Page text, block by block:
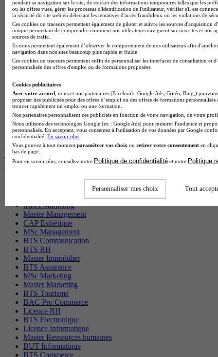
Master CCA en alternance
BTS Ndrc en alternance
BTS Sam en alternance
Cap Fleuriste en alternance
BTS Sio en alternance
MSc Marketing Digital en alternance
BTS Gpme en alternance
Cap Electricien en alternance
BTS Gpn en alternance
BTS Domotique en alternance
BAC Pro Agora en alternance
BTS Sta en alternance
BTS Iris en alternance
BTS Tpl en alternance
BTS Ati en alternance
Les diplômes par filière les plus
recherchés
MBA Marketing
Master Management
CAP Esthétique
MSc Management
BTS Communication
BTS RH
Master Immobilier
BTS Assurance
MSc Marketing
Master Marketing
BTS Tourisme
BAC Pro Commerce
Licence RH
BTS Electronique
Licence Informatique
Master Ressources humaines
BUT Informatique
BTS Commerce
pendant sa navigation sur le site, de stocker des informations temporaires telles que les
ou les offres vues, gérer les processus d'identification de l'utilisateur, vérifier s'il est
la sécurité du site web en détectant les tentatives d'accès frauduleux ou les violations de
Ces cookies ou traceurs permettent également de piloter et suivre les sources d'acquisition
unique permettant de comprendre comment nos utilisateurs naviguent sur nos sites et nos
sources de trafic.
Ils nous permettent également d’observer le comportement de nos utilisateurs afin
navigation dans nos sites beaucoup plus rapide et fluide.
Ces cookies ou traceurs permettent enfin de personnaliser les interfaces de consultation et
personnalisée des offres d'emploi ou de formations proposées.
Cookies publicitaires
Avec votre accord , nous et nos partenaires (Facebook, Google Ads, Critéo, Bing,)
proposer des publicités pour des offres d’emploi ou des offres de formations
trouver rapidement un emploi ou une formation.
Nos partenaires personnalisent ces publicités en fonction de votre navigation, de votre
Nous utilisons des technologies Google (ex : Google Ads) pour mesurer l'audience et
personnalisés. En acceptant, vous consentez à l'utilisation de vos données par Google
confidentialité. En savoir plus
Vous pouvez à tout moment paramétrer vos choix ou retirer votre consentement en
bas de page.
Pour en savoir plus, consultez notre Politique de confidentialité et notre Politique
Personnaliser mes choix Tout